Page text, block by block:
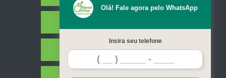
Contato
Olá! Fale agora pelo WhatsApp
Insira seu telefone